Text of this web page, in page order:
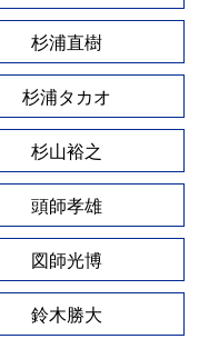
杉浦直樹
杉浦タカオ
杉山裕之
頭師孝雄
図師光博
鈴木勝大